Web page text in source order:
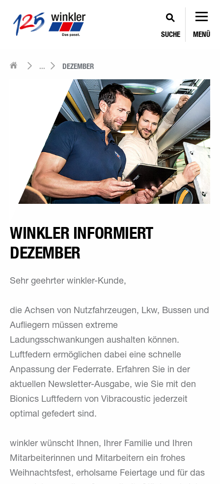
SUCHE MENÜ
... DEZEMBER
WINKLER INFORMIERT
DEZEMBER
Sehr geehrter winkler-Kunde,
die Achsen von Nutzfahrzeugen, Lkw, Bussen und
Aufliegern müssen extreme
Ladungsschwankungen aushalten können.
Luftfedern ermöglichen dabei eine schnelle
Anpassung der Federrate. Erfahren Sie in der
aktuellen Newsletter-Ausgabe, wie Sie mit den
Bionics Luftfedern von Vibracoustic jederzeit
optimal gefedert sind.
winkler wünscht Ihnen, Ihrer Familie und Ihren
Mitarbeiterinnen und Mitarbeitern ein frohes
Weihnachtsfest, erholsame Feiertage und für das